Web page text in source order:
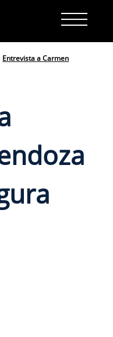
Entrevista a Carmen